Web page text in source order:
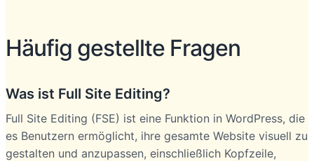
Häufig gestellte Fragen
Was ist Full Site Editing?
Full Site Editing (FSE) ist eine Funktion in WordPress, die
es Benutzern ermöglicht, ihre gesamte Website visuell zu
gestalten und anzupassen, einschließlich Kopfzeile,